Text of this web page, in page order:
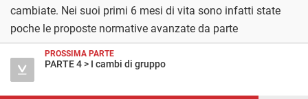
cambiate. Nei suoi primi 6 mesi di vita sono infatti state
poche le proposte normative avanzate da parte
due testi principali.
PROSSIMA PARTE
PARTE 4 > I cambi di gruppo